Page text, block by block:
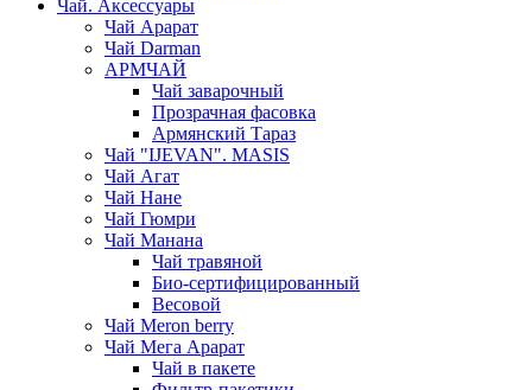
Чай. Аксессуары
Чай Арарат
Чай Darman
АРМЧАЙ
Чай заварочный
Прозрачная фасовка
Армянский Тараз
Чай "IJEVAN". MASIS
Чай Агат
Чай Нане
Чай Гюмри
Чай Манана
Чай травяной
Био-сертифицированный
Весовой
Чай Meron berry
Чай Мега Арарат
Чай в пакете